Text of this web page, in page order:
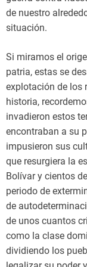
de nuestro
situación.
Si miramos el
patria, estas se
explotación de los
historia,
invadieron estos
encontraban a su
impusieron sus
que resurgiera la
Bolívar y cientos
periodo de
de
de unos cuantos
como la clase
dividiendo los